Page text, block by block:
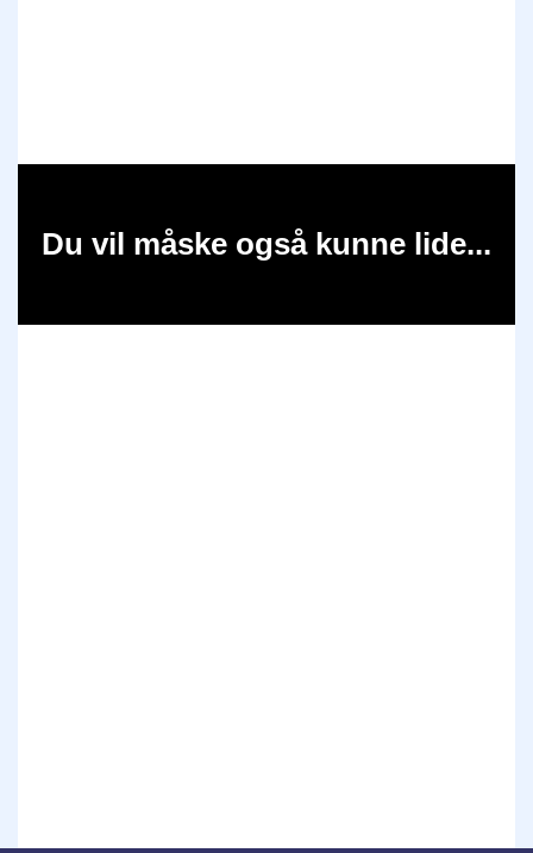
Du vil måske også kunne lide...